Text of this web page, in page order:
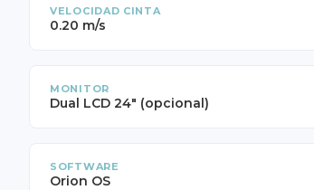
VELOCIDAD CINTA
0.20 m/s
MONITOR
Dual LCD 24" (opcional)
SOFTWARE
Orion OS